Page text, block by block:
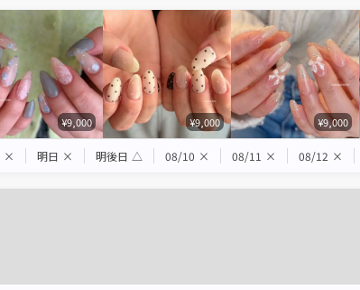
¥9,000 ¥9,000 ¥9,000
× 明日 × 明後日 △ 08/10 × 08/11 × 08/12 ×